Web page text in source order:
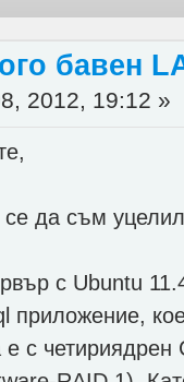
бавен
2012, 19:12 »
да съм
с Ubuntu
приложение,
с четириядрен